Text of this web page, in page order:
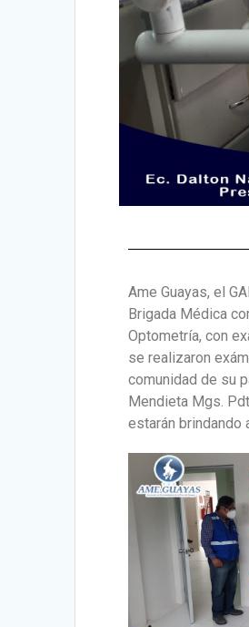
Ame Guayas, el
Brigada Médica
Optometría, con
se realizaron
comunidad de su
Mendieta Mgs.
estarán brindando